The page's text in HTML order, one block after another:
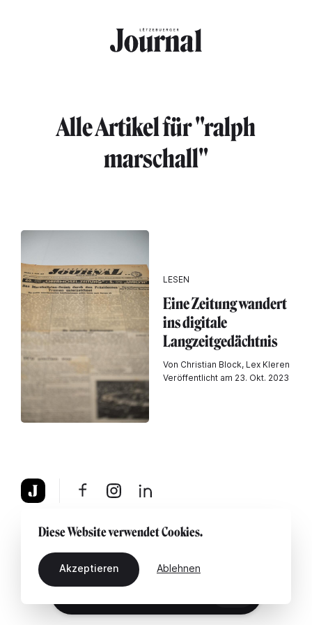
Alle Artikel für "ralph
marschall"
LESEN
Eine Zeitung wandert
ins digitale
Langzeitgedächtnis
Von Christian Block, Lex Kleren
Veröffentlicht am 23. Okt. 2023
Über uns Rechtshinweis Kontaktiere uns
Diese Website verwendet Cookies.
Akzeptieren Ablehnen